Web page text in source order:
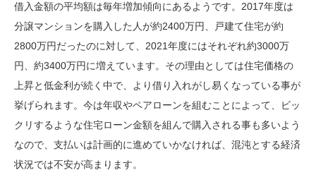
借入金額の平均額は毎年増加傾向にあるようです。2017年度は
分譲マンションを購入した人が約2400万円、戸建て住宅が約
2800万円だったのに対して、2021年度にはそれぞれ約3000万
円、約3400万円に増えています。その理由としては住宅価格の
上昇と低金利が続く中で、より借り入れがし易くなっている事が
挙げられます。今は年収やペアローンを組むことによって、ビッ
クリするような住宅ローン金額を組んで購入される事も多いよう
なので、支払いは計画的に進めていかなければ、混沌とする経済
状況では不安が高まります。